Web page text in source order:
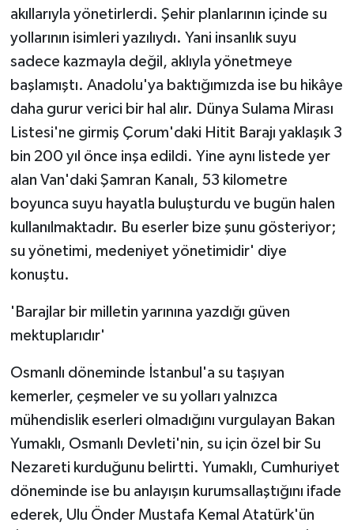
akıllarıyla yönetirlerdi. Şehir planlarının içinde su
yollarının isimleri yazılıydı. Yani insanlık suyu
sadece kazmayla değil, aklıyla yönetmeye
başlamıştı. Anadolu'ya baktığımızda ise bu hikâye
daha gurur verici bir hal alır. Dünya Sulama Mirası
Listesi'ne girmiş Çorum'daki Hitit Barajı yaklaşık 3
bin 200 yıl önce inşa edildi. Yine aynı listede yer
alan Van'daki Şamran Kanalı, 53 kilometre
boyunca suyu hayatla buluşturdu ve bugün halen
kullanılmaktadır. Bu eserler bize şunu gösteriyor;
su yönetimi, medeniyet yönetimidir' diye
konuştu.
'Barajlar bir milletin yarınına yazdığı güven
mektuplarıdır'
Osmanlı döneminde İstanbul'a su taşıyan
kemerler, çeşmeler ve su yolları yalnızca
mühendislik eserleri olmadığını vurgulayan Bakan
Yumaklı, Osmanlı Devleti'nin, su için özel bir Su
Nezareti kurduğunu belirtti. Yumaklı, Cumhuriyet
döneminde ise bu anlayışın kurumsallaştığını ifade
ederek, Ulu Önder Mustafa Kemal Atatürk'ün